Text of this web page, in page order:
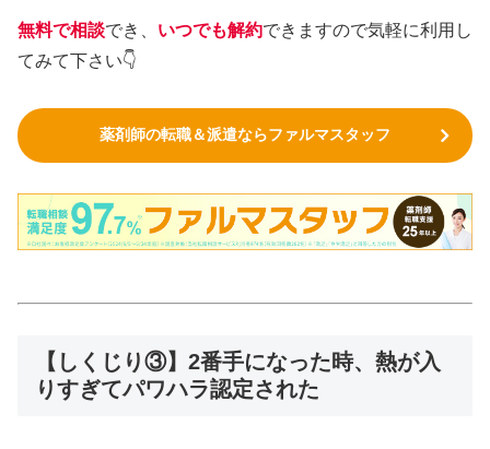
無料で相談でき、 いつでも解約できますので気軽に利用し
てみて下さい👇
薬剤師の転職＆派遣ならファルマスタッフ
【しくじり③】2番手になった時、熱が入
りすぎてパワハラ認定された